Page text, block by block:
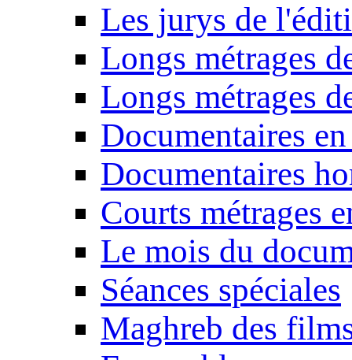
Les jurys de
Longs métrages
Longs métrages
Documentaires
Documentaires
Courts métrages
Le mois du
Séances spéciales
Maghreb des